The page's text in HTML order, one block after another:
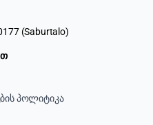
(Saburtalo)
პოლიტიკა